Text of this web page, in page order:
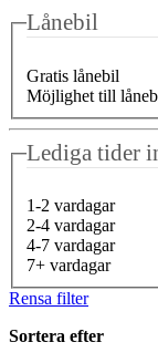
Lånebil
Gratis lånebil
Möjlighet till
Lediga tider
1-2 vardagar
2-4 vardagar
4-7 vardagar
7+ vardagar
Rensa filter
Sortera efter